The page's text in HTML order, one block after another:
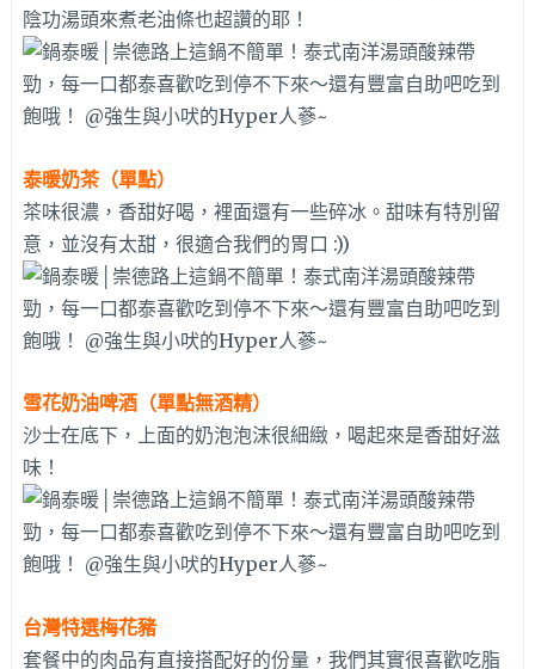
陰功湯頭來煮老油條也超讚的耶！
泰暖奶茶（單點）
茶味很濃，香甜好喝，裡面還有一些碎冰。甜味有特別留
意，並沒有太甜，很適合我們的胃口 :))
雪花奶油啤酒（單點無酒精）
沙士在底下，上面的奶泡泡沫很細緻，喝起來是香甜好滋
味！
台灣特選梅花豬
套餐中的肉品有直接搭配好的份量，我們其實很喜歡吃脂